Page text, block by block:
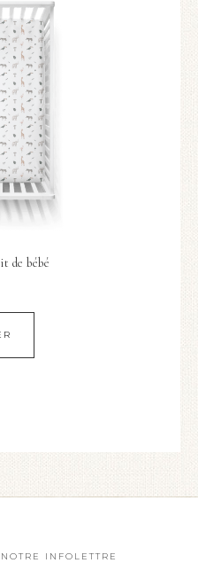
de bébé
INFOLETTRE